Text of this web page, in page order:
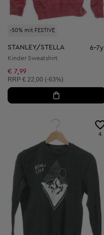
-50% mit FESTIVE
STANLEY/STELLA 6-7y
Kinder Sweatshirt
€ 7,99
Unverbindliche Preisempfehlung:
RRP € 22,00 (-63%)
4